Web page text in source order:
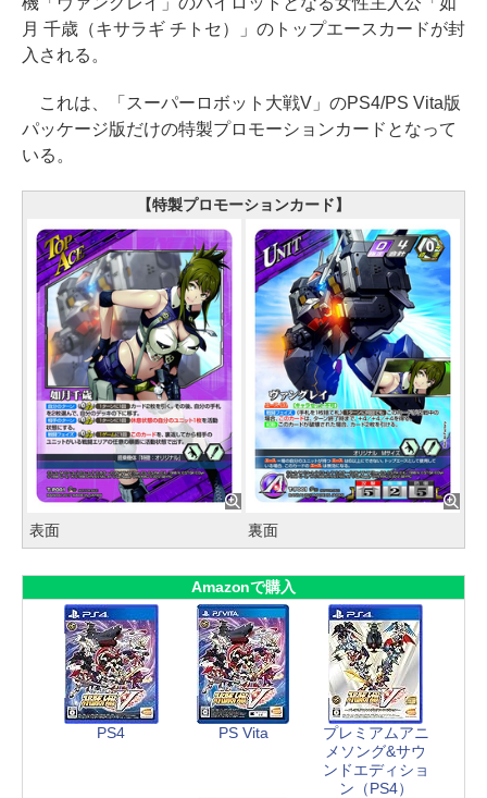
月 千歳（キサラギ チトセ）」のトップエースカードが封
入される。
これは、「スーパーロボット大戦V」のPS4/PS Vita版
パッケージ版だけの特製プロモーションカードとなって
いる。
【特製プロモーションカード】
表面 裏面
Amazonで購入
PS4 PS Vita
プレミアムアニ
メソング&サウ
ンドエディショ
ン（PS4）